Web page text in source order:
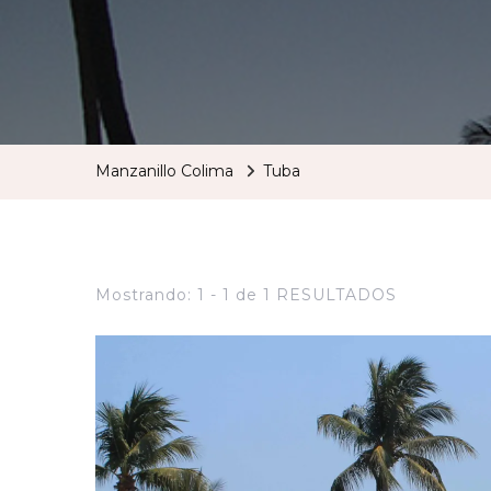
Manzanillo Colima Tuba
Mostrando: 1 - 1 de 1 RESULTADOS